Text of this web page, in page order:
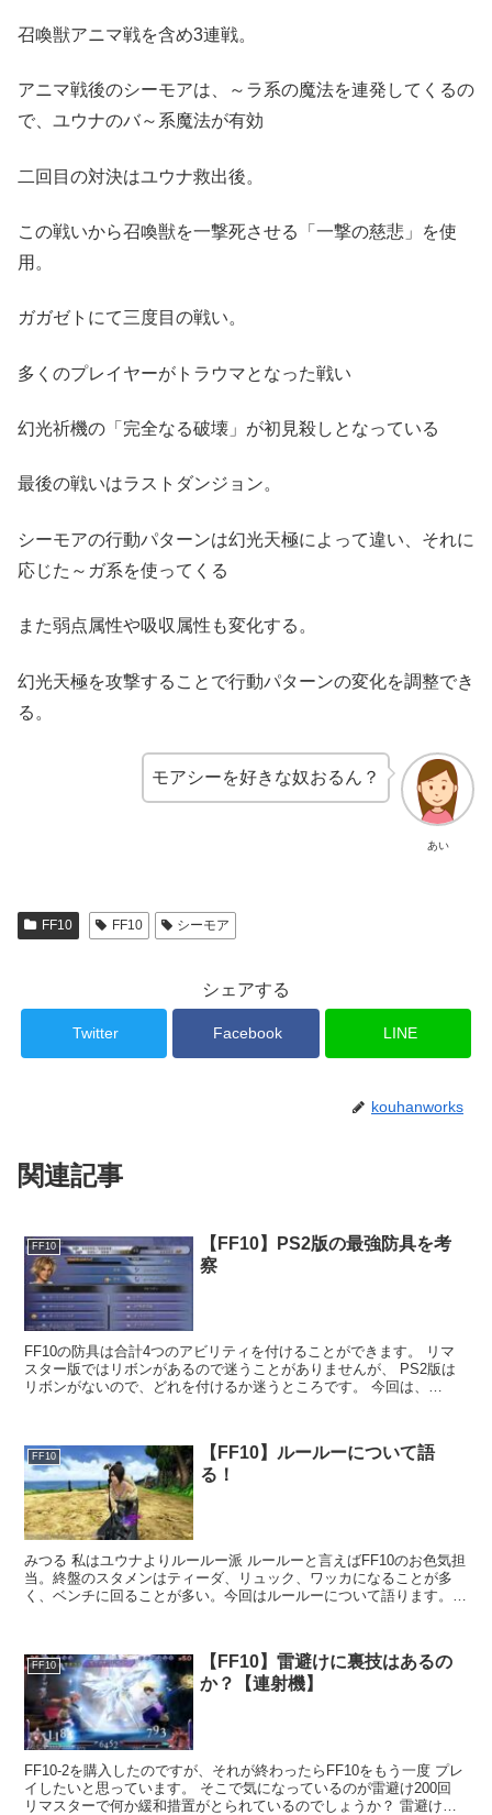
召喚獣アニマ戦を含め3連戦。
アニマ戦後のシーモアは、～ラ系の魔法を連発してくるの
で、ユウナのバ～系魔法が有効
二回目の対決はユウナ救出後。
この戦いから召喚獣を一撃死させる「一撃の慈悲」を使
用。
ガガゼトにて三度目の戦い。
多くのプレイヤーがトラウマとなった戦い
幻光祈機の「完全なる破壊」が初見殺しとなっている
最後の戦いはラストダンジョン。
シーモアの行動パターンは幻光天極によって違い、それに
応じた～ガ系を使ってくる
また弱点属性や吸収属性も変化する。
幻光天極を攻撃することで行動パターンの変化を調整でき
る。
あい
モアシーを好きな奴おるん？
FF10 FF10 シーモア
シェアする
Twitter Facebook LINE
kouhanworks
関連記事
FF10
【FF10】PS2版の最強防具を考
察
FF10の防具は合計4つのアビリティを付けることができます。 リマ
スター版ではリボンがあるので迷うことがありませんが、 PS2版は
リボンがないので、どれを付けるか迷うところです。 今回は、
FF10
【FF10】ルールーについて語
る！
みつる 私はユウナよりルールー派 ルールーと言えばFF10のお色気担
当。終盤のスタメンはティーダ、リュック、ワッカになることが多
く、ベンチに回ることが多い。今回はルールーについて語ります。
FF10
【FF10】雷避けに裏技はあるの
か？【連射機】
FF10-2を購入したのですが、それが終わったらFF10をもう一度 プレ
イしたいと思っています。 そこで気になっているのが雷避け200回
リマスターで何か緩和措置がとられているのでしょうか？ 雷避けの